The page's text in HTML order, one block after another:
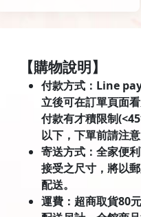
【購物說明】
付款方式：Line
立後可在訂單頁面
付款有才積限制
以下，下單前請注
寄送方式：全家便
接受之尺寸，將以
配送。
運費：超商取貨80